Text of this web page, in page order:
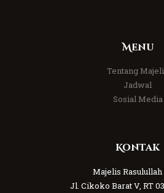
Menu
Tentang
Jadwal
Sosial Media
Kontak
Majelis Rasulullah
Jl. Cikoko Barat V, RT